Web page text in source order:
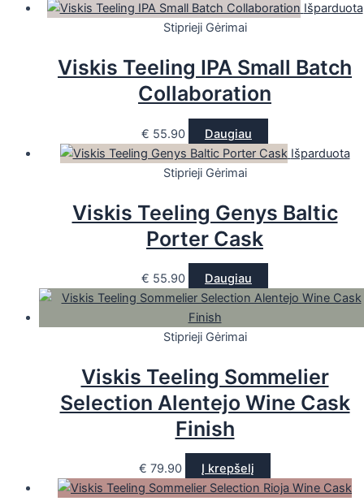
Išparduota
Stiprieji Gėrimai
Viskis Teeling IPA Small Batch
Collaboration
€ 55.90
Daugiau
Išparduota
Stiprieji Gėrimai
Viskis Teeling Genys Baltic
Porter Cask
€ 55.90 Daugiau
Stiprieji Gėrimai
Viskis Teeling Sommelier
Selection Alentejo Wine Cask
Finish
€ 79.90 Į krepšelį